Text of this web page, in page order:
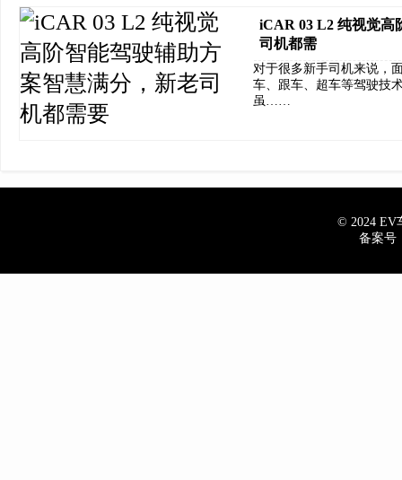
iCAR 03 L2 纯视觉高
司机都需
对于很多新手司机来说，
车、跟车、超车等驾驶技
虽……
© 2024 EV
备案号